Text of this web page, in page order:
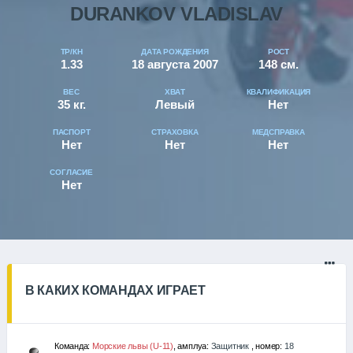
DURANKOV VLADISLAV
ТР/КН
1.33
ДАТА РОЖДЕНИЯ
18 августа 2007
РОСТ
148 см.
ВЕС
35 кг.
ХВАТ
Левый
КВАЛИФИКАЦИЯ
Нет
ПАСПОРТ
Нет
СТРАХОВКА
Нет
МЕДСПРАВКА
Нет
СОГЛАСИЕ
Нет
В КАКИХ КОМАНДАХ ИГРАЕТ
Команда: Морские львы (U-11) , амплуа: Защитник, номер: 18